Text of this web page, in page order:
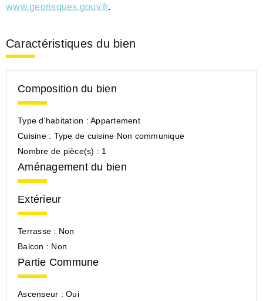
www.georisques.gouv.fr.
Caractéristiques du bien
Composition du bien
Type d'habitation : Appartement
Cuisine : Type de cuisine Non communique
Nombre de pièce(s) : 1
Aménagement du bien
Extérieur
Terrasse : Non
Balcon : Non
Partie Commune
Ascenseur : Oui